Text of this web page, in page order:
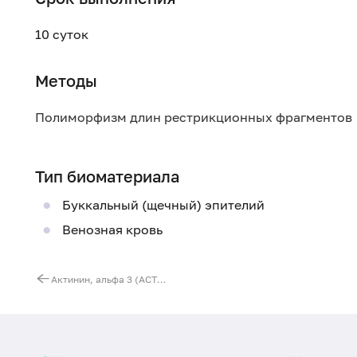
10 суток
Методы
Полиморфизм длин рестрикционных фрагментов
Тип биоматериала
Буккальный (щечный) эпителий
Венозная кровь
Актинин, альфа 3 (ACTN3). Выявление мутации C18705T (Arg577Ter)